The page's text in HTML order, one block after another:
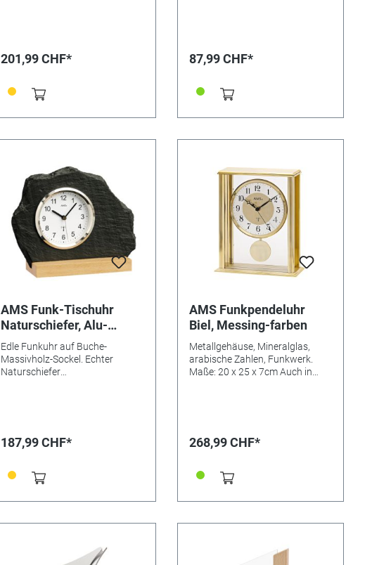
201,99 CHF* 87,99 CHF*
AMS Funk-Tischuhr
Naturschiefer, Alu-
Frontreif weiß
Edle Funkuhr auf Buche-
Massivholz-Sockel. Echter
Naturschiefer
187,99 CHF*
AMS Funkpendeluhr
Biel, Messing-farben
Metallgehäuse, Mineralglas,
arabische Zahlen, Funkwerk.
Maße: 20 x 25 x 7cm Auch in
268,99 CHF*